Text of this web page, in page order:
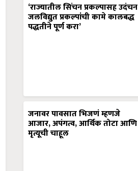
‘राज्यातील सिंचन प्रकल्पासह उदंचन
जलविद्युत प्रकल्पांची कामे कालबद्ध
पद्धतीने पूर्ण करा’
जनावर पावसात भिजणं म्हणजे
आजार, अपंगत्व, आर्थिक तोटा आणि
मृत्यूची चाहूल